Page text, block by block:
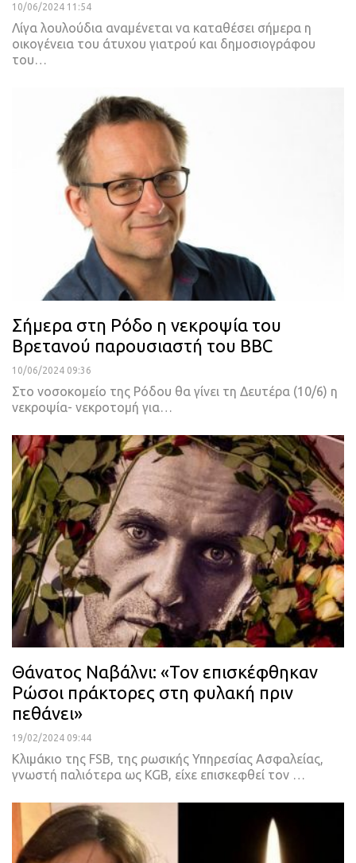
10/06/2024 11:54
Λίγα λουλούδια αναμένεται να καταθέσει σήμερα η
οικογένεια του άτυχου γιατρού και δημοσιογράφου
του…
Σήμερα στη Ρόδο η νεκροψία του
Βρετανού παρουσιαστή του BBC
10/06/2024 09:36
Στο νοσοκομείο της Ρόδου θα γίνει τη Δευτέρα (10/6) η
νεκροψία- νεκροτομή για…
Θάνατος Ναβάλνι: «Τον επισκέφθηκαν
Ρώσοι πράκτορες στη φυλακή πριν
πεθάνει»
19/02/2024 09:44
Κλιμάκιο της FSB, της ρωσικής Υπηρεσίας Ασφαλείας,
γνωστή παλιότερα ως KGB, είχε επισκεφθεί τον …